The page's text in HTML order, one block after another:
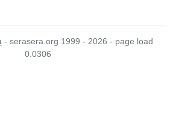
- serasera.org 1999 - 2026 - page load
0.0306